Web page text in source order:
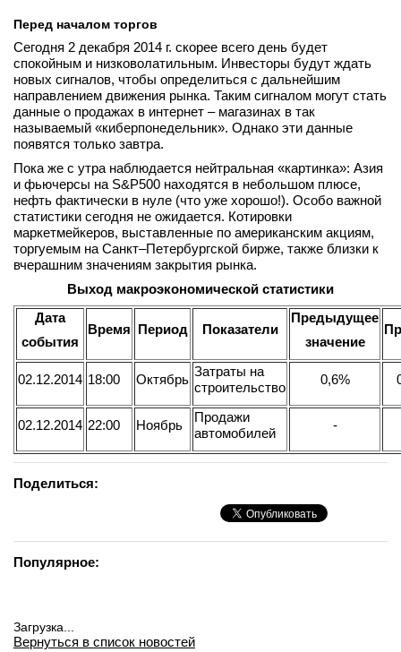
Перед началом торгов
Сегодня 2 декабря 2014 г. скорее всего день будет
спокойным и низковолатильным. Инвесторы будут ждать
новых сигналов, чтобы определиться с дальнейшим
направлением движения рынка. Таким сигналом могут стать
данные о продажах в интернет – магазинах в так
называемый «киберпонедельник». Однако эти данные
появятся только завтра.
Пока же c утра наблюдается нейтральная «картинка»: Азия
и фьючерсы на S&P500 находятся в небольшом плюсе,
нефть фактически в нуле (что уже хорошо!). Особо важной
статистики сегодня не ожидается. Котировки
маркетмейкеров, выставленные по американским акциям,
торгуемым на Санкт–Петербургской бирже, также близки к
вчерашним значениям закрытия рынка.
Выход макроэкономической статистики
Дата
события
Время Период Показатели
Предыдущее
значение
02.12.2014 18:00 Октябрь
Затраты на
строительство
0,6%
02.12.2014 22:00 Ноябрь
Продажи
автомобилей
-
Поделиться:
Популярное:
Загрузка...
Вернуться в список новостей